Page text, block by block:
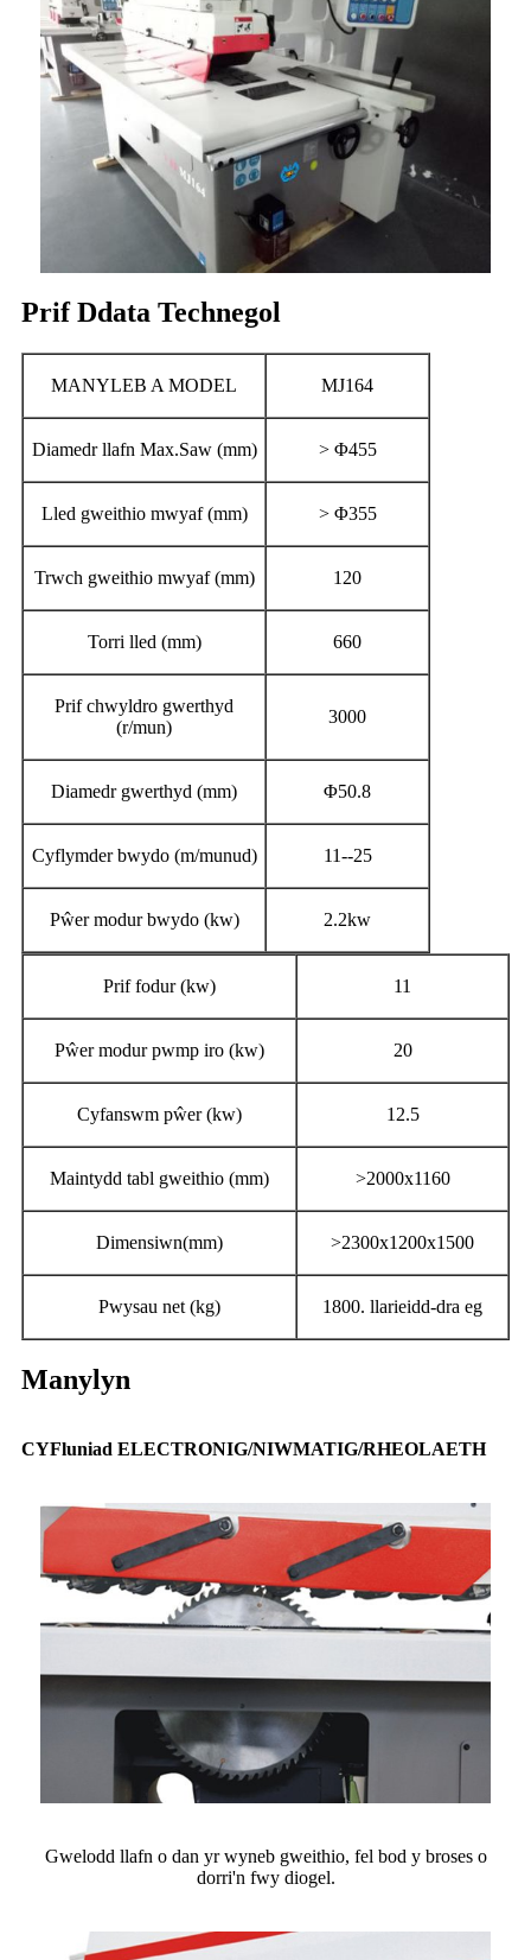
Prif Ddata Technegol
MANYLEB A MODEL MJ164
Diamedr llafn Max.Saw (mm) > Φ455
Lled gweithio mwyaf (mm) > Φ355
Trwch gweithio mwyaf (mm) 120
Torri lled (mm) 660
Prif chwyldro gwerthyd
(r/mun)
3000
Diamedr gwerthyd (mm) Φ50.8
Cyflymder bwydo (m/munud) 11--25
Pŵer modur bwydo (kw) 2.2kw
Prif fodur (kw) 11
Pŵer modur pwmp iro (kw) 20
Cyfanswm pŵer (kw) 12.5
Maintydd tabl gweithio (mm) >2000x1160
Dimensiwn(mm) >2300x1200x1500
Pwysau net (kg) 1800. llarieidd-dra eg
Manylyn
CYFluniad ELECTRONIG/NIWMATIG/RHEOLAETH
Gwelodd llafn o dan yr wyneb gweithio, fel bod y broses o
dorri'n fwy diogel.